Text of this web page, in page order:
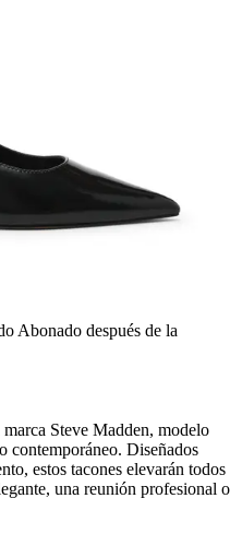
Abonado después de la
Steve Madden, modelo
contemporáneo. Diseñados
estos tacones elevarán todos
una reunión profesional o